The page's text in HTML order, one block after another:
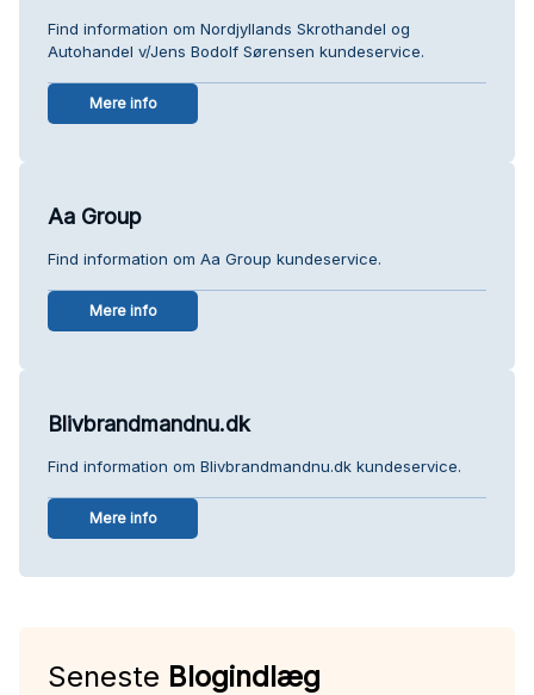
Find information om Nordjyllands Skrothandel og
Autohandel v/Jens Bodolf Sørensen kundeservice.
Mere info
Aa Group
Find information om Aa Group kundeservice.
Mere info
Blivbrandmandnu.dk
Find information om Blivbrandmandnu.dk kundeservice.
Mere info
Seneste Blogindlæg